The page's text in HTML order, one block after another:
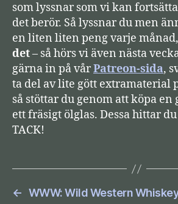
som lyssnar som vi kan
det berör. Så lyssnar du men
en liten liten peng varje månad,
det– så hörs vi även nästa
gärna in på vårPatreon-sida,
ta del av lite gött extramaterial
så stöttar du genom att köpa en
ett fräsigt ölglas. Dessa hittar
TACK!
← WWW: Wild Western